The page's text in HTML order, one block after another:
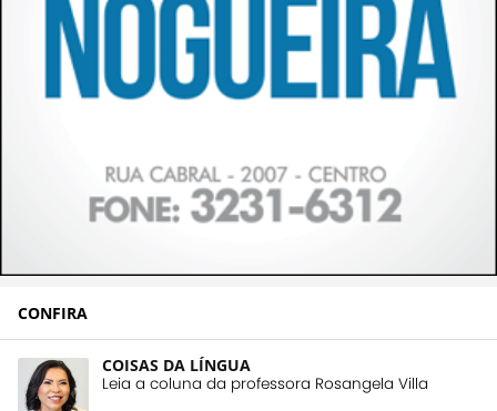
CONFIRA
COISAS DA LÍNGUA
Leia a coluna da professora Rosangela Villa